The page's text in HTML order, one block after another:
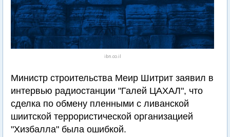
ibn.co.il
Министр строительства Меир Шитрит заявил в
интервью радиостанции "Галей ЦАХАЛ", что
сделка по обмену пленными с ливанской
шиитской террористической организацией
"Хизбалла" была ошибкой.